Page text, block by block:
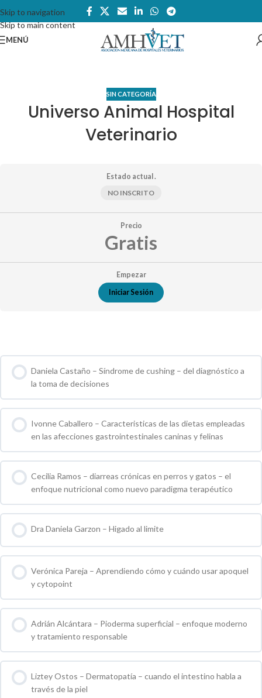
Skip to navigation
Skip to main content
MENÚ
SIN CATEGORÍA
Universo Animal Hospital
Veterinario
Estado actual .
NO INSCRITO
Precio
Gratis
Empezar
Iniciar Sesión
Daniela Castaño – Síndrome de cushing – del diagnóstico a
la toma de decisiones
0 % COMPLETO 0 / 0 pasos
Ivonne Caballero – Caracteristicas de las dietas empleadas
en las afecciones gastrointestinales caninas y felinas
0 % COMPLETO 0 / 0 pasos
Cecilia Ramos – diarreas crónicas en perros y gatos – el
enfoque nutricional como nuevo paradigma terapéutico
0 % COMPLETO 0 / 0 pasos
Dra Daniela Garzon – Higado al limite
0 % COMPLETO 0 / 0 pasos
Verónica Pareja – Aprendiendo cómo y cuándo usar apoquel
y cytopoint
0 % COMPLETO 0 / 0 pasos
Adrián Alcántara – Pioderma superficial – enfoque moderno
y tratamiento responsable
0 % COMPLETO 0 / 0 pasos
Liztey Ostos – Dermatopatía – cuando el intestino habla a
través de la piel